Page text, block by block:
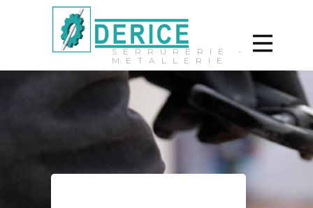
SERRURERIE -
METALLERIE